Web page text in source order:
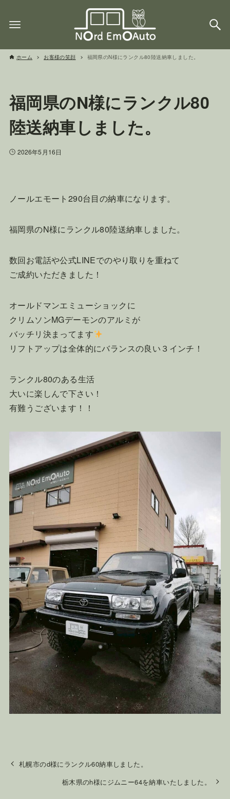
ホーム お客様の笑顔 福岡県のN様にランクル80陸送納車しました。
福岡県のN様にランクル80
陸送納車しました。
2026年5月16日
ノールエモート290台目の納車になります。
福岡県のN様にランクル80陸送納車しました。
数回お電話や公式LINEでのやり取りを重ねて
ご成約いただきました！
オールドマンエミューショックに
クリムソンMGデーモンのアルミが
バッチリ決まってます
リフトアップは全体的にバランスの良い３インチ！
ランクル80のある生活
大いに楽しんで下さい！
有難うございます！！
札幌市のd様にランクル60納車しました。
栃木県のh様にジムニー64を納車いたしました。